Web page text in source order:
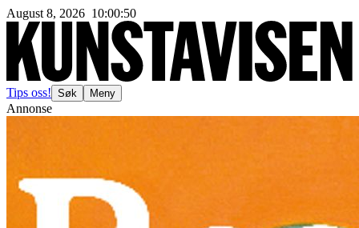
August 8, 2026 10:00:52
Tips oss! Søk Meny
Annonse